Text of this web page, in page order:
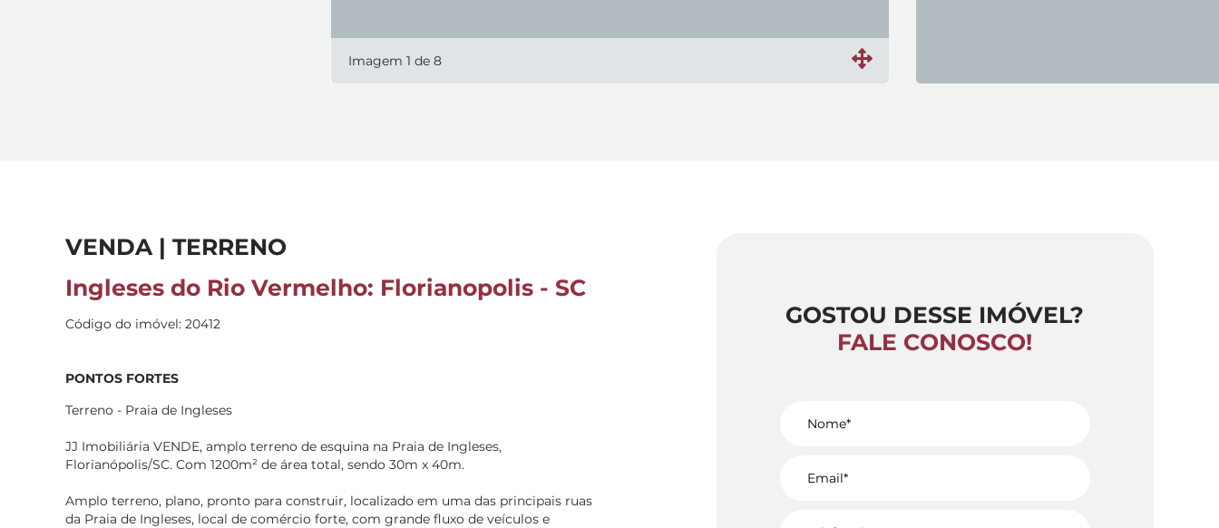
Imagem 1 de 8
VENDA | TERRENO
Ingleses do Rio Vermelho: Florianopolis - SC
Código do imóvel: 20412
PONTOS FORTES
Terreno - Praia de Ingleses
JJ Imobiliária VENDE, amplo terreno de esquina na Praia de Ingleses,
Florianópolis/SC. Com 1200m² de área total, sendo 30m x 40m.
Amplo terreno, plano, pronto para construir, localizado em uma das principais ruas
da Praia de Ingleses, local de comércio forte, com grande fluxo de veículos e
GOSTOU DESSE IMÓVEL?
FALE CONOSCO!